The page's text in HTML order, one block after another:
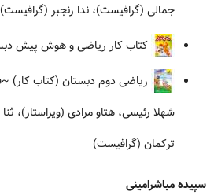
جمالی (گرافیست)، ندا رنجبر
کتاب کار ریاضی و هوش پیش
ریاضی دوم دبستان (کتاب کار)
شهلا رئیسی، هتاو مرادی (ویراستار)،
ترکمان (گرافیست)
سپیده مباشرامینی